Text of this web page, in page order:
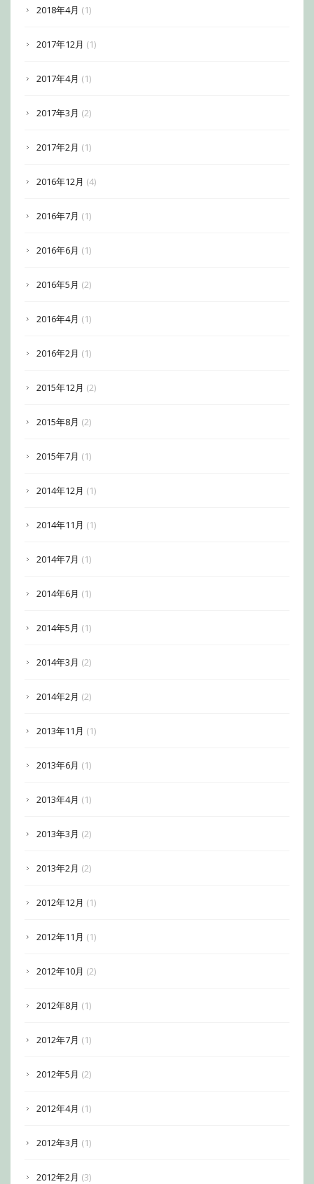
2018年4月 (1)
2017年12月 (1)
2017年4月 (1)
2017年3月 (2)
2017年2月 (1)
2016年12月 (4)
2016年7月 (1)
2016年6月 (1)
2016年5月 (2)
2016年4月 (1)
2016年2月 (1)
2015年12月 (2)
2015年8月 (2)
2015年7月 (1)
2014年12月 (1)
2014年11月 (1)
2014年7月 (1)
2014年6月 (1)
2014年5月 (1)
2014年3月 (2)
2014年2月 (2)
2013年11月 (1)
2013年6月 (1)
2013年4月 (1)
2013年3月 (2)
2013年2月 (2)
2012年12月 (1)
2012年11月 (1)
2012年10月 (2)
2012年8月 (1)
2012年7月 (1)
2012年5月 (2)
2012年4月 (1)
2012年3月 (1)
2012年2月 (3)